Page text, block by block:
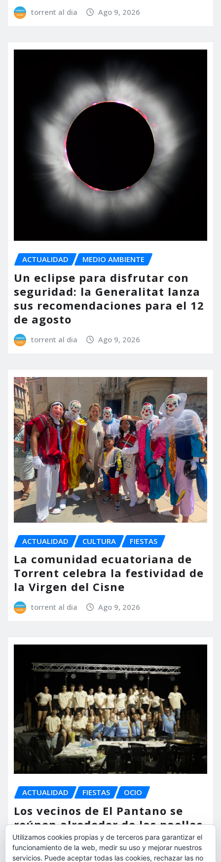
torrent al dia Ago 9, 2026
ACTUALIDAD MEDIO AMBIENTE
Un eclipse para disfrutar con
seguridad: la Generalitat lanza
sus recomendaciones para el 12
de agosto
torrent al dia Ago 9, 2026
ACTUALIDAD CULTURA FIESTAS
La comunidad ecuatoriana de
Torrent celebra la festividad de
la Virgen del Cisne
torrent al dia Ago 9, 2026
ACTUALIDAD FIESTAS OCIO
Los vecinos de El Pantano se
reúnen alrededor de las paellas
para celebrar sus fiestas
torrent al dia Ago 9, 2026
Utilizamos cookies propias y de terceros para garantizar el
funcionamiento de la web, medir su uso y mejorar nuestros
servicios. Puede aceptar todas las cookies, rechazar las no